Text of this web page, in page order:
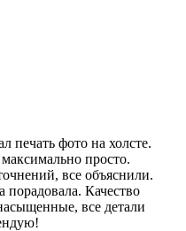
печать фото на холсте.
просто.
все объяснили.
порадовала. Качество
все детали